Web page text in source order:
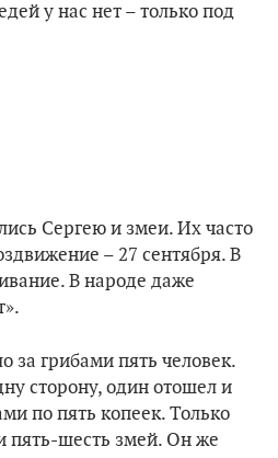
у нас нет – только под
Сергею и змеи. Их часто
– 27 сентября. В
В народе даже
за грибами пять человек.
сторону, один отошел и
по пять копеек. Только
пять-шесть змей. Он же